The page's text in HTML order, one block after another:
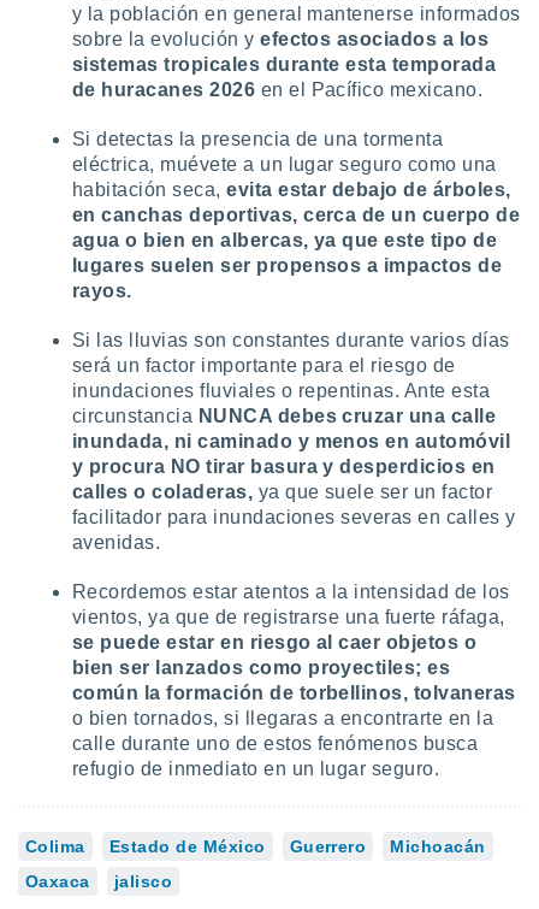
y la población en general mantenerse informados
sobre la evolución yefectos asociados a los
sistemas tropicales durante esta temporada
de huracanes 2026 en el Pacífico mexicano.
Si detectas la presencia de una tormenta
eléctrica, muévete a un lugar seguro como una
habitación seca,evita estar debajo de árboles,
en canchas deportivas, cerca de un cuerpo de
agua o bien en albercas, ya que este tipo de
lugares suelen ser propensos a impactos de
rayos.
Si las lluvias son constantes durante varios días
será un factor importante para el riesgo de
inundaciones fluviales o repentinas. Ante esta
circunstancia NUNCA debes cruzar una calle
inundada, ni caminado y menos en automóvil
y procura NO tirar basura y desperdicios en
calles o coladeras, ya que suele ser un factor
facilitador para inundaciones severas en calles y
avenidas.
Recordemos estar atentos a la intensidad de los
vientos, ya que de registrarse una fuerte ráfaga,
se puede estar en riesgo al caer objetos o
bien ser lanzados como proyectiles; es
común la formación de torbellinos, tolvaneras
o bien tornados, si llegaras a encontrarte en la
calle durante uno de estos fenómenos busca
refugio de inmediato en un lugar seguro.
Colima Estado de México Guerrero
Michoacán
Oaxaca
jalisco